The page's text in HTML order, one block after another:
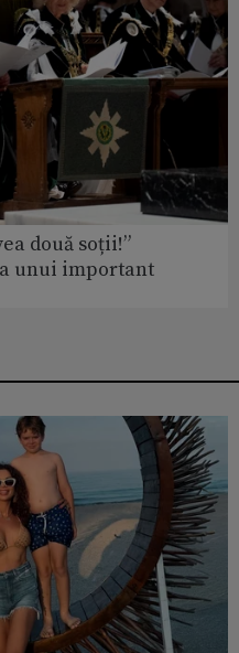
două soții!”
unui important